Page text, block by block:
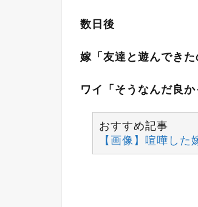
数日後
嫁「友達と遊んでき
ワイ「そうなんだ良
おすすめ記事
【画像】喧嘩し